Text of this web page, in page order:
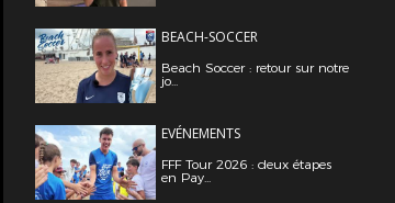
BEACH-SOCCER
Beach Soccer : retour sur notre
jo...
EVÉNEMENTS
FFF Tour 2026 : deux étapes
en Pay...